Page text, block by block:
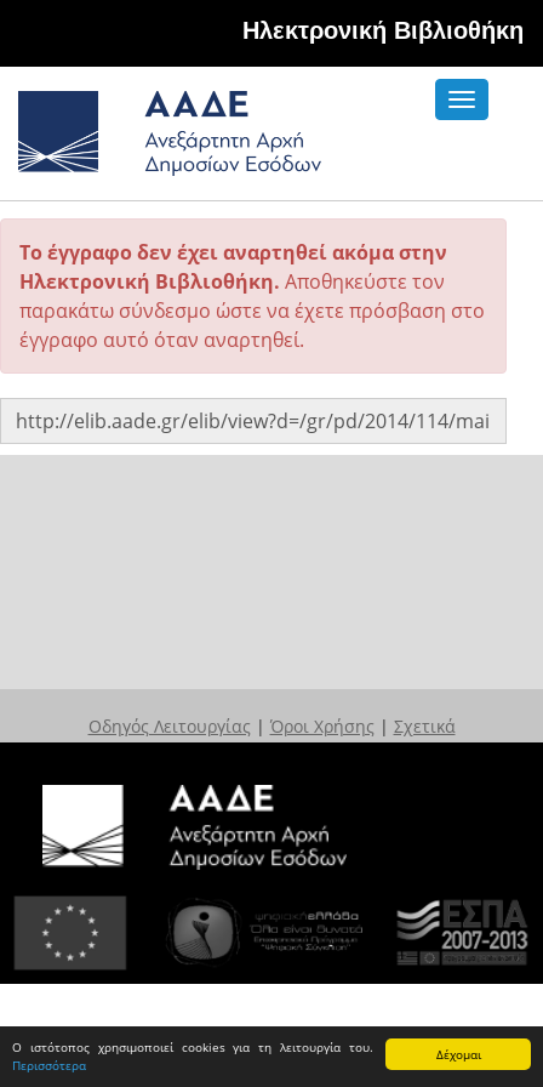
Δέχομαι
Ο ιστότοπος χρησιμοποιεί cookies για τη λειτουργία του.
Περισσότερα
Hλεκτρονική Βιβλιοθήκη
Toggle
Το έγγραφο δεν έχει αναρτηθεί ακόμα στην
Ηλεκτρονική Βιβλιοθήκη. Αποθηκεύστε τον
παρακάτω σύνδεσμο ώστε να έχετε πρόσβαση στο
έγγραφο αυτό όταν αναρτηθεί.
Οδηγός Λειτουργίας | Όροι Χρήσης | Σχετικά